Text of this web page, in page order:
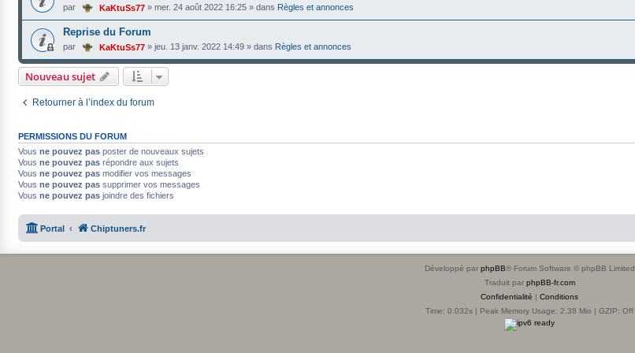
par KaKtuSs77 » mer. 24 août 2022 16:25 » dans Règles et annonces
Reprise du Forum
par KaKtuSs77 » jeu. 13 janv. 2022 14:49 » dans Règles et annonces
Nouveau sujet
Retourner à l’index du forum
PERMISSIONS DU FORUM
Vous ne pouvez pas poster de nouveaux sujets
Vous ne pouvez pas répondre aux sujets
Vous ne pouvez pas modifier vos messages
Vous ne pouvez pas supprimer vos messages
Vous ne pouvez pas joindre des fichiers
Portal Chiptuners.fr
Développé par phpBB® Forum Software © phpBB Limited
Traduit par phpBB-fr.com
Confidentialité | Conditions
Time: 0.032s | Peak Memory Usage: 2.38 Mio | GZIP: Off